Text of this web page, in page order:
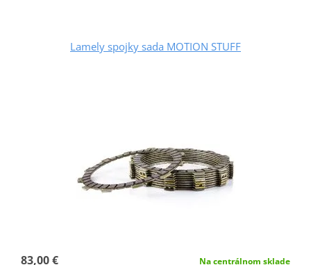
Lamely spojky sada MOTION STUFF
83,00 € Na centrálnom sklade